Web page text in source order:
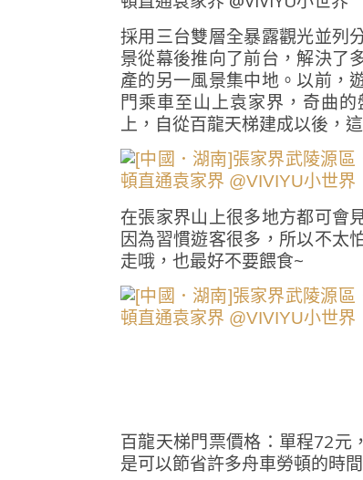
採用三台雙層全暴露觀光並列
景從幕後推向了前台，解決了
產的另一風景集中地。以前，
門乘車至山上袁家界，奇曲
上，自從百龍天梯建成以後，
在張家界山上很多地方都可會
因為習慣遊客很多，所以不太
走哦，也最好不要餵食~
百龍天梯門票價格：單程72元
是可以節省許多舟車勞頓的時